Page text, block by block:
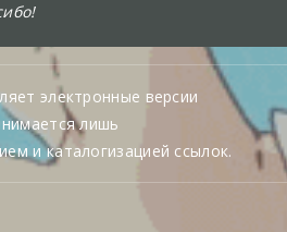
электронные версии
лишь
и каталогизацией ссылок.